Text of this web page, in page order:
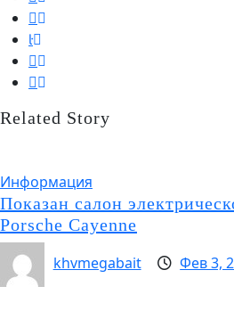
Related Story
Информация
Показан салон
Porsche Cayenne
khvmegabait
Фев 3,